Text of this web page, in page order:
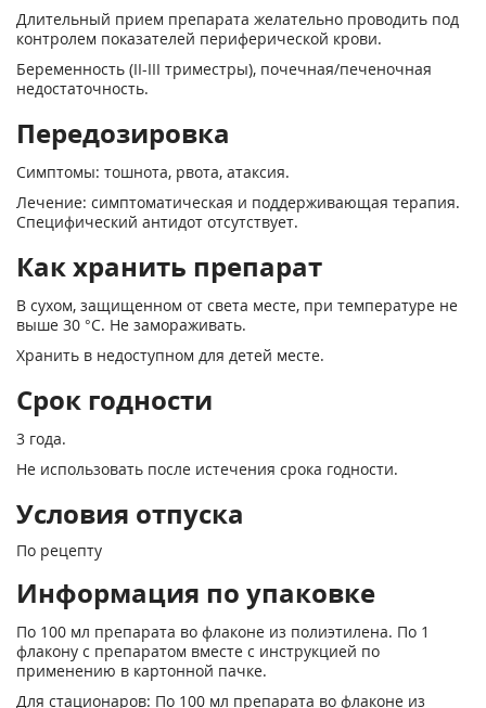
Длительный прием препарата желательно проводить под
контролем показателей периферической крови.
Беременность (II-III триместры), почечная/печеночная
недостаточность.
Передозировка
Симптомы: тошнота, рвота, атаксия.
Лечение: симптоматическая и поддерживающая терапия.
Специфический антидот отсутствует.
Как хранить препарат
В сухом, защищенном от света месте, при температуре не
выше 30 °С. Не замораживать.
Хранить в недоступном для детей месте.
Срок годности
3 года.
Не использовать после истечения срока годности.
Условия отпуска
По рецепту
Информация по упаковке
По 100 мл препарата во флаконе из полиэтилена. По 1
флакону с препаратом вместе с инструкцией по
применению в картонной пачке.
Для стационаров: По 100 мл препарата во флаконе из